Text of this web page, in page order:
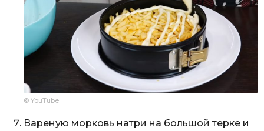
© YouTube
Вареную морковь натри на большой терке и